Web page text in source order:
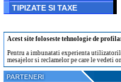
TIPIZATE SI TAXE
Acest site foloseste tehnologie de
Pentru a imbunatati experienta
mesajelor si reclamelor pe care le vedeti